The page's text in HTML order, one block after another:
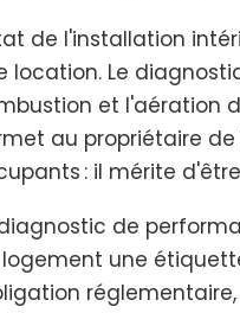
de l'installation
location. Le
et l'aération
au propriétaire
: il mérite
de
une